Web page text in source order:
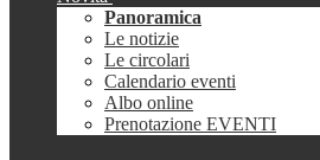
Panoramica
Le notizie
Le circolari
Calendario eventi
Albo online
Prenotazione EVENTI